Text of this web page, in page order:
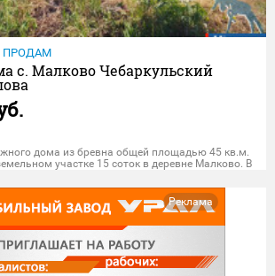
ПРОДАМ
с. Малково Чебаркульский
дома из бревна общей площадью 45 кв.м.
участке 15 соток в деревне Малково. В
Вода - скважина 16 метров. Элек
Реклама